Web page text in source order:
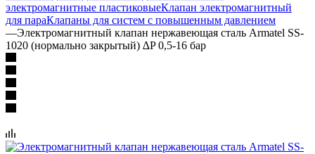
электромагнитные пластиковыеКлапан электромагнитный
для параКлапаны для систем с повышенным давлением
—Электромагнитный клапан нержавеющая сталь Armatel SS-
1020 (нормально закрытый) ∆P 0,5-16 бар